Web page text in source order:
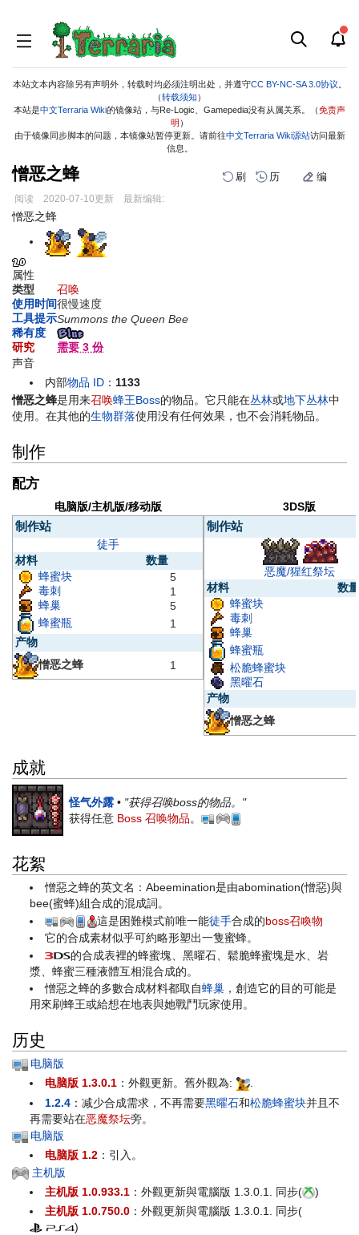
本站文本内容除另有声明外，转载时均必须注明出处，并遵守CC BY-NC-SA 3.0协议
（转载须知 ）
本站是中文Terraria Wiki的镜像站，与Re-Logic、Gamepedia没有从属关系。（免责声
明 ）
由于镜像同步脚本的问题，本镜像站暂停更新。请前往中文Terraria Wiki源站访问最新
信息。
憎恶之蜂 刷 历 编
阅读 2020-07-10更新 最新编辑:
跳
航
跳
索
憎恶之蜂
属性
类型
召唤
使用时间很慢速度
工具提示Summons the Queen Bee
稀有度
研究
需要 3 份
声音
内部物品 ID ： 1133
憎恶之蜂是用来召唤蜂王Boss的物品。它只能在丛林或地下丛林中
使用。在其他的生物群落使用没有任何效果，也不会消耗物品。
制作
配方
电脑版/主机版/移动版
制作站
徒手
材料
数量
蜂蜜块
5
毒刺
1
蜂巢
5
蜂蜜瓶
1
产物
憎恶之蜂
1
3DS版
制作站
恶魔/猩红祭坛
材料
数量
蜂蜜块
毒刺
蜂巢
蜂蜜瓶
松脆蜂蜜块
黑曜石
产物
憎恶之蜂
成就
怪气外露 • "获得召唤boss的物品。"
获得任意 Boss 召唤物品。
花絮
憎惡之蜂的英文名：Abeemination是由abomination(憎惡)與
bee(蜜蜂)組合成的混成詞。
這是困難模式前唯一能徒手合成的boss召喚物
它的合成素材似乎可約略形塑出一隻蜜蜂。
的合成表裡的蜂蜜塊、黑曜石、鬆脆蜂蜜塊是水、岩
漿、蜂蜜三種液體互相混合成的。
憎惡之蜂的多數合成材料都取自蜂巢 ，創造它的目的可能是
用來刷蜂王或給想在地表與她戰鬥玩家使用。
历史
电脑版
电脑版 1.3.0.1 ：外觀更新。舊外觀為:
.
1.2.4 ：减少合成需求，不再需要黑曜石和松脆蜂蜜块并且不
再需要站在恶魔祭坛旁。
电脑版
电脑版 1.2 ：引入。
主机版
主机版 1.0.933.1 ：外觀更新與電腦版 1.3.0.1. 同步(
)
主机版 1.0.750.0 ：外觀更新與電腦版 1.3.0.1. 同步(
)